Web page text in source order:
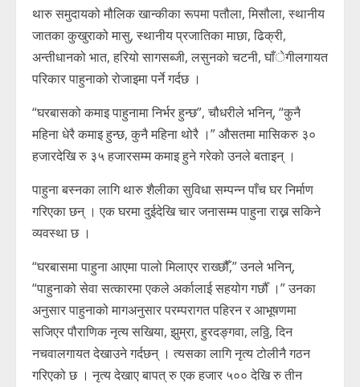
थारु समुदायको मौलिक खान्कीका रूपमा पतौला, मिसौला, स्थानीय
जातका कुखुराको मासु, स्थानीय प्रजातिका माछा, ढिक्री,
अन्तीधानको भात, हरियो सागसब्जी, लसुनको चटनी, घाँेगीलगायत
परिकार पाहुनाको रोजाइमा पर्ने गर्दछ ।
“घरबासको कमाइ पाहुनामा निर्भर हुन्छ”, चौधरीले भनिन्, “कुनै
महिना धेरै कमाइ हुन्छ, कुनै महिना थोरै ।” औसतमा मासिकरु ३०
हजारदेखि रु ३५ हजारसम्म कमाइ हुने गरेको उनले बताइन् ।
पाहुना बस्नका लागि थारु शैलीका सुविधा सम्पन्न पाँच घर निर्माण
गरिएका छन् । एक घरमा दुईदेखि चार जनासम्म पाहुना राख्न सकिने
व्यवस्था छ ।
“घरबासमा पाहुना आएमा पालो मिलाएर राख्छौँ,” उनले भनिन्,
“पाहुनाको सेवा सत्कारमा एकले अर्कालाई सहयोग गर्छौँ ।” उनका
अनुसार पाहुनाको मागअनुसार परम्परागत पहिरन र आभूषणमा
सजिएर पौराणिक नृत्य सखिया, झुम्रा, हुरदङ्गवा, लठ्ठि, दिन
नचवालगायत देखाउने गर्दछन् । त्यसका लागि नृत्य टोलीनै गठन
गरिएको छ । नृत्य देखाए बापत् रु एक हजार ५०० देखि रु तीन